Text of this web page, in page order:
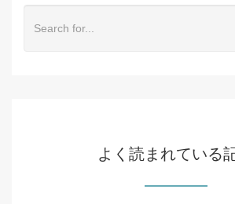
よく読まれている